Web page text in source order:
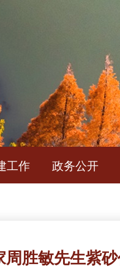
工作 政务公开
周胜敏先生紫